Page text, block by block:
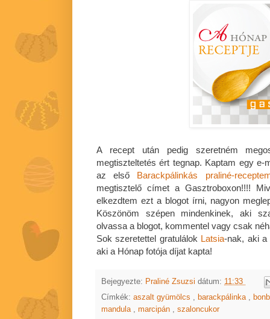
A recept után pedig szeretném
megtiszteltetés ért tegnap. Kaptam egy e-
az első Barackpálinkás praliné-
megtisztelő címet a Gasztroboxon!!!!
elkezdtem ezt a blogot írni, nagyon
Köszönöm szépen mindenkinek, aki
olvassa a blogot, kommentel vagy csak
Sok szeretettel gratulálok Latsia-nak, aki a
aki a Hónap fotója díjat kapta!
Bejegyezte: Praliné Zsuzsi dátum: 11:33
Címkék: aszalt gyümölcs , barackpálinka ,
mandula , marcipán , szaloncukor